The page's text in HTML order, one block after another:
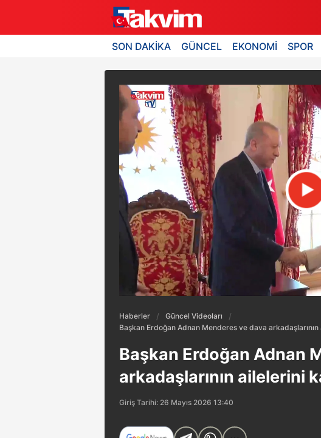
SON DAKİKA GÜNCEL EKONOMİ SPOR
Haberler
Güncel Videoları
Başkan Erdoğan Adnan Menderes ve dava
Başkan Erdoğan Adnan
arkadaşlarının ailelerini
Giriş Tarihi: 26 Mayıs 2026 13:40